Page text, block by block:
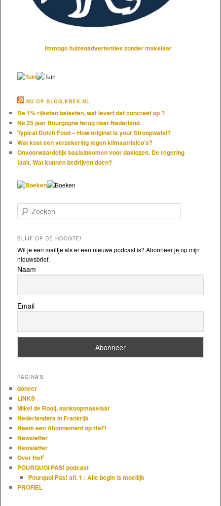
Immogo huizenadvertenties zonder makelaar
NU OP BLOG.KREK.NL
De 1% rijksten belasten, wat levert dat concreet op ?
Na 25 jaar Bourgogne terug naar Nederland
Typical Dutch Food – How original is your Stroopwafel?
Wat kost een verzekering tegen klimaatrisico’s?
Onvoorwaardelijk basisinkomen voor daklozen. De regering
faalt. Wat kunnen bedrijven doen?
Zoeken
BLIJF OP DE HOOGTE!
Wil je een mailtje als er een nieuwe podcast is? Abonneer je op mijn
nieuwsbrief.
Naam
Email
PAGINA’S
doneer
LINKS
Mikel de Rooij, aankoopmakelaar
Nederlanders in Frankrijk
Neem een Abonnement op HeF!
Newsletter
Newsletter
Over HeF
POURQUOI PAS! podcast
Pourquoi Pas! afl. 1 : Alle begin is moeilijk
PROFIEL